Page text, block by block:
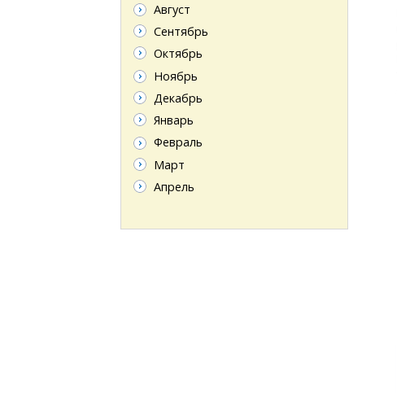
Август
Сентябрь
Октябрь
Ноябрь
Декабрь
Январь
Февраль
Март
Апрель